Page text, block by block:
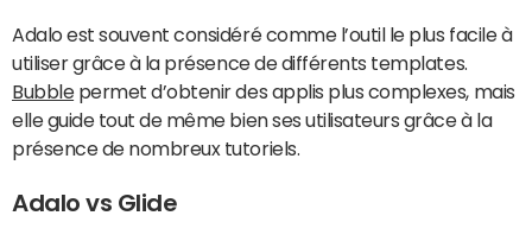
Adalo est souvent considéré comme l’outil le plus facile à
utiliser grâce à la présence de différents templates.
Bubblepermet d’obtenir des applis plus complexes, mais
elle guide tout de même bien ses utilisateurs grâce à la
présence de nombreux tutoriels.
Adalo vs Glide